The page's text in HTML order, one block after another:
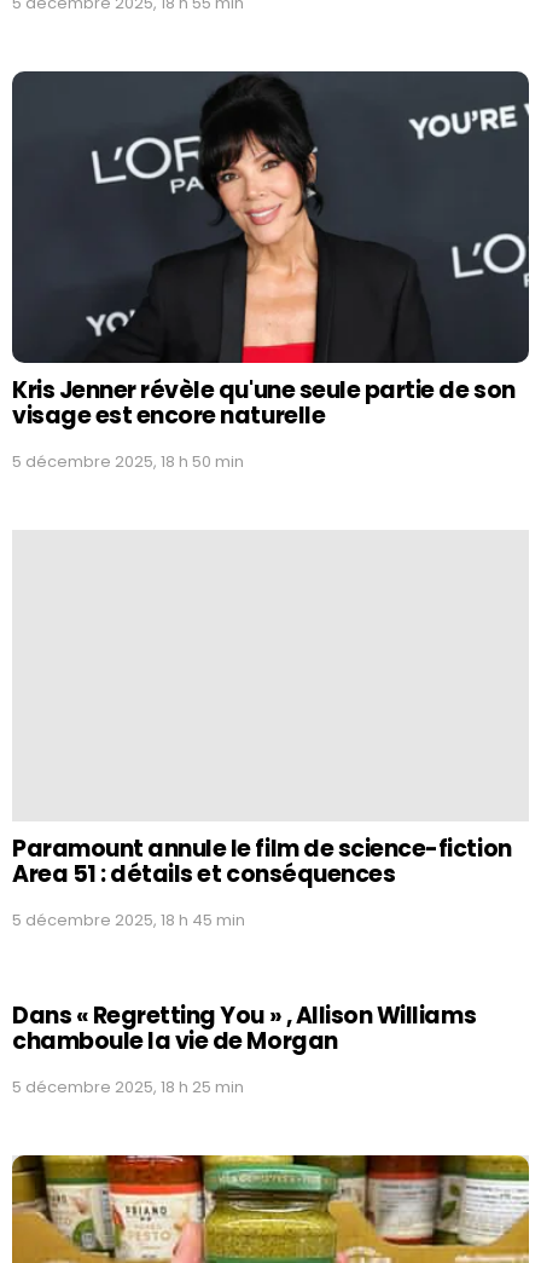
Kris Jenner révèle qu'une seule partie de son
visage est encore naturelle
5 décembre 2025, 18 h 50 min
Paramount annule le film de science-fiction
Area 51 : détails et conséquences
5 décembre 2025, 18 h 45 min
Dans « Regretting You » , Allison Williams
chamboule la vie de Morgan
5 décembre 2025, 18 h 25 min